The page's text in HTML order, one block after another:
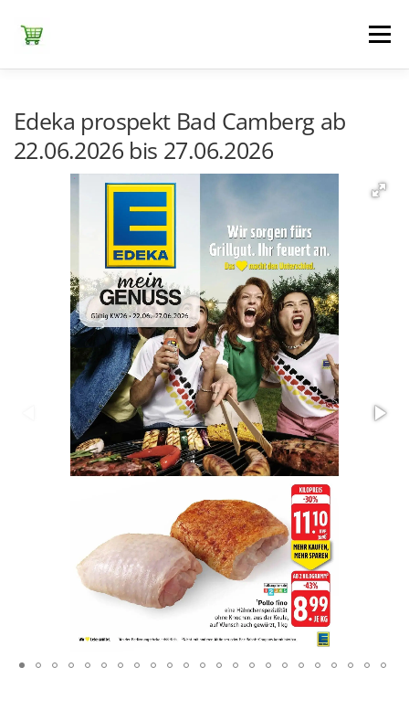
Inhalt
springen
Menü
NETTO DISCOUNT NORMA REWE
Edeka prospekt Bad Camberg ab
22.06.2026 bis 27.06.2026